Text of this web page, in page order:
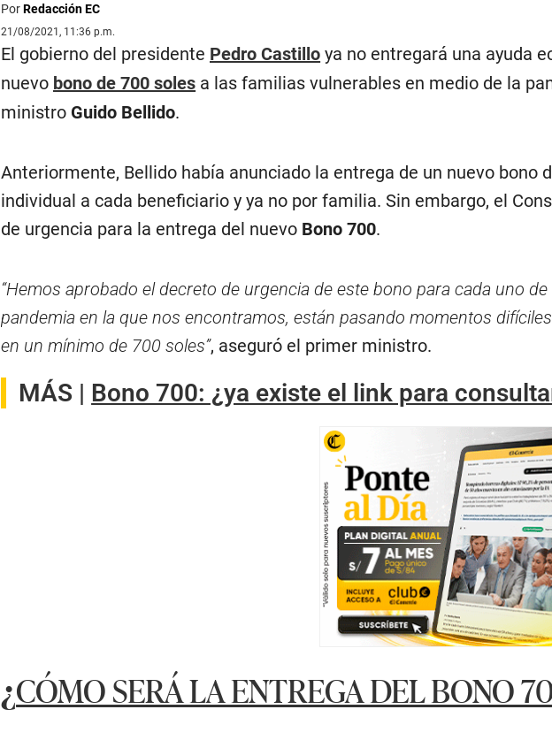
PorRedacción EC
21/08/2021, 11:36 p.m.
El gobierno del presidente Pedro Castillo ya no entregará una ayuda
nuevo bono de 700 soles a las familias vulnerables en medio de la
ministro Guido Bellido.
Anteriormente, Bellido había anunciado la entrega de un nuevo bono
individual a cada beneficiario y ya no por familia. Sin embargo, el
de urgencia para la entrega del nuevo Bono 700.
“Hemos aprobado el decreto de urgencia de este bono para cada uno
pandemia en la que nos encontramos, están pasando momentos
en un mínimo de 700 soles”, aseguró el primer ministro.
MÁS | Bono 700: ¿ya existe el link para
¿CÓMO SERÁ LA ENTREGA DEL BONO